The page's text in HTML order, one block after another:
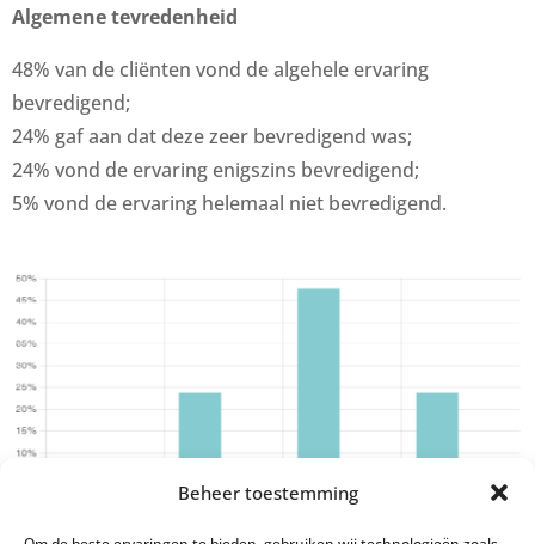
Beheer toestemming
Algemene tevredenheid
48% van de cliënten vond de algehele ervaring
bevredigend;
24% gaf aan dat deze zeer bevredigend was;
24% vond de ervaring enigszins bevredigend;
5% vond de ervaring helemaal niet bevredigend.